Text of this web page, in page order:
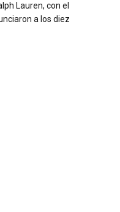
Lauren, con el
a los diez